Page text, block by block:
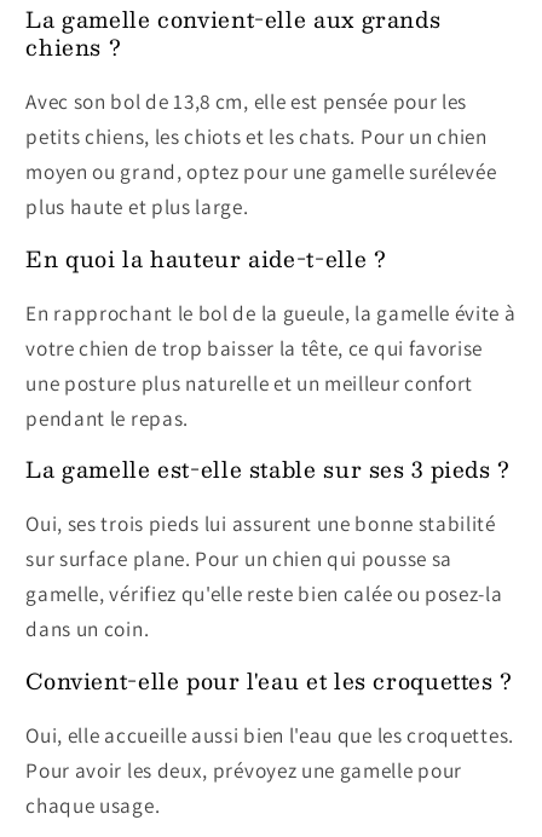
La gamelle convient-elle aux grands
chiens ?
Avec son bol de 13,8 cm, elle est pensée pour les
petits chiens, les chiots et les chats. Pour un chien
moyen ou grand, optez pour une gamelle surélevée
plus haute et plus large.
En quoi la hauteur aide-t-elle ?
En rapprochant le bol de la gueule, la gamelle évite à
votre chien de trop baisser la tête, ce qui favorise
une posture plus naturelle et un meilleur confort
pendant le repas.
La gamelle est-elle stable sur ses 3 pieds ?
Oui, ses trois pieds lui assurent une bonne stabilité
sur surface plane. Pour un chien qui pousse sa
gamelle, vérifiez qu'elle reste bien calée ou posez-la
dans un coin.
Convient-elle pour l'eau et les croquettes ?
Oui, elle accueille aussi bien l'eau que les croquettes.
Pour avoir les deux, prévoyez une gamelle pour
chaque usage.